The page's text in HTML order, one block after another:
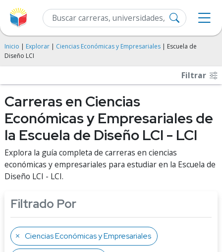
Inicio | Explorar | Ciencias Económicas y Empresariales | Escuela de
Diseño LCI
Filtrar
Carreras en Ciencias
Económicas y Empresariales de
la Escuela de Diseño LCI - LCI
Explora la guía completa de carreras en ciencias
económicas y empresariales para estudiar en la Escuela de
Diseño LCI - LCI.
Filtrado Por
Ciencias Económicas y Empresariales